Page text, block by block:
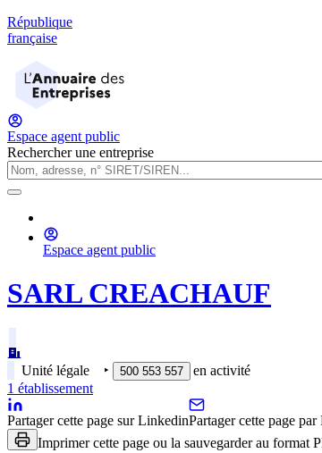
République
française
Espace agent public
Rechercher une entreprise
Espace agent public
SARL CREACHAUF
Unité légale ‣ 500 553 557
en activité
1 établissement
Partager cette page sur LinkedinPartager cette page par
Imprimer cette page ou la sauvegarder au format